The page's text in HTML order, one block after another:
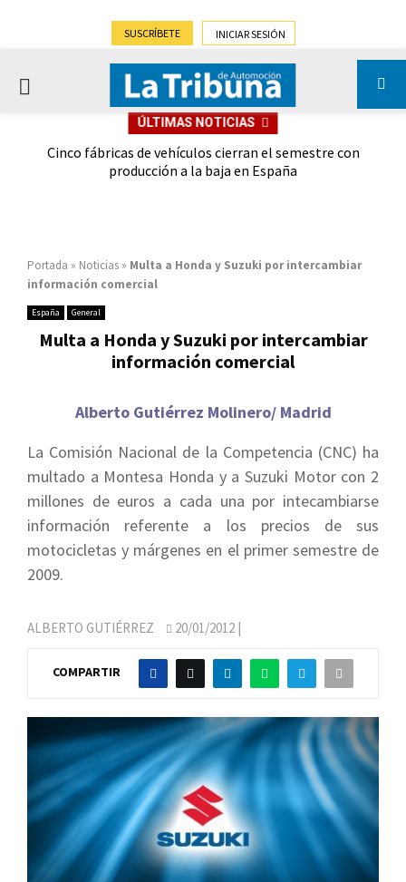
SUSCRÍBETE INICIAR SESIÓN
PRIMARY
ÚLTIMAS NOTICIAS
Cinco fábricas de vehículos cierran el semestre con
producción a la baja en España
Portada » Noticias » Multa a Honda y Suzuki por intercambiar
información comercial
España General
Multa a Honda y Suzuki por intercambiar
información comercial
Alberto Gutiérrez Molinero/ Madrid
La Comisión Nacional de la Competencia (CNC) ha
multado a Montesa Honda y a Suzuki Motor con 2
millones de euros a cada una por intecambiarse
información referente a los precios de sus
motocicletas y márgenes en el primer semestre de
2009.
ALBERTO GUTIÉRREZ 20/01/2012 |
COMPARTIR